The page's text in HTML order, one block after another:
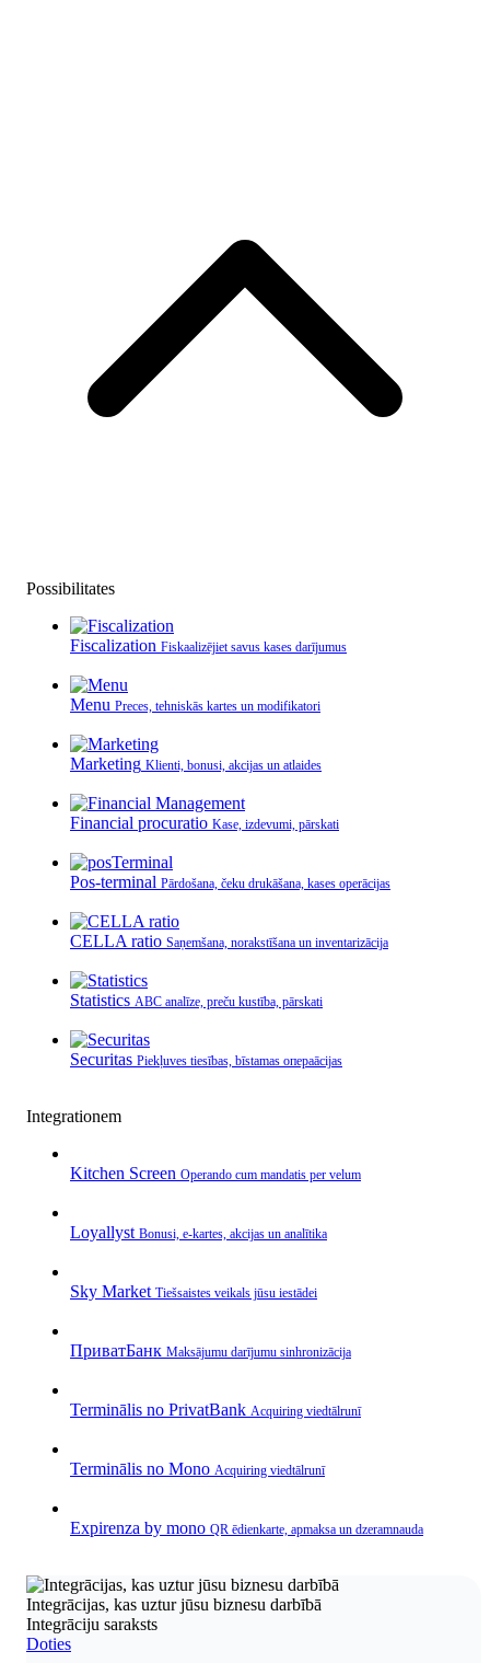
Possibilitates
Fiscalization Fiskaalizējiet savus kases darījumus
Menu Preces, tehniskās kartes un modifikatori
Marketing Klienti, bonusi, akcijas un atlaides
Financial procuratio Kase, izdevumi, pārskati
Pos-terminal Pārdošana, čeku drukāšana, kases operācijas
CELLA ratio Saņemšana, norakstīšana un inventarizācija
Statistics ABC analīze, preču kustība, pārskati
Securitas Piekļuves tiesības, bīstamas операācijas
Integrationem
Kitchen Screen Operando cum mandatis per velum
Loyallyst Bonusi, e‑kartes, akcijas un analītika
Sky Market Tiešsaistes veikals jūsu iestādei
ПриватБанк Maksājumu darījumu sinhronizācija
Terminālis no PrivatBank Acquiring viedtālrunī
Terminālis no Mono Acquiring viedtālrunī
Expirenza by mono QR ēdienkarte, apmaksa un dzeramnauda
Integrācijas, kas uztur jūsu biznesu darbībā
Integrāciju saraksts
Doties